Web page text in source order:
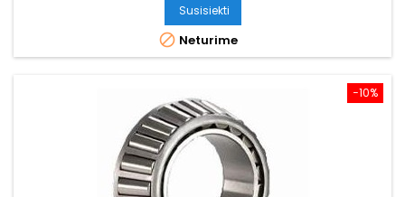
Susisiekti
 Neturime
−10%